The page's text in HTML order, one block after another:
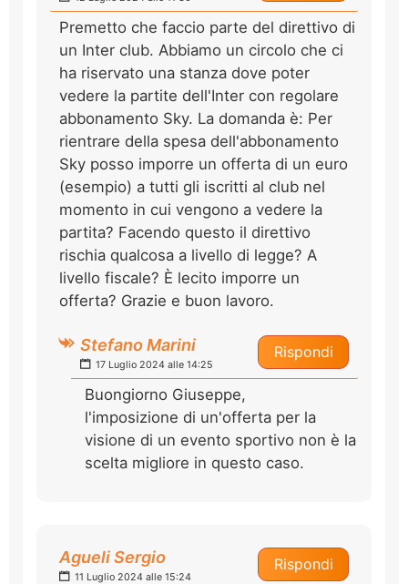
Premetto che faccio parte del direttivo di
un Inter club. Abbiamo un circolo che ci
ha riservato una stanza dove poter
vedere la partite dell'Inter con regolare
abbonamento Sky. La domanda è: Per
rientrare della spesa dell'abbonamento
Sky posso imporre un offerta di un euro
(esempio) a tutti gli iscritti al club nel
momento in cui vengono a vedere la
partita? Facendo questo il direttivo
rischia qualcosa a livello di legge? A
livello fiscale? È lecito imporre un
offerta? Grazie e buon lavoro.
Rispondi
Stefano Marini
17 Luglio 2024 alle 14:25
Buongiorno Giuseppe,
l'imposizione di un'offerta per la
visione di un evento sportivo non è la
scelta migliore in questo caso.
Rispondi
Agueli Sergio
11 Luglio 2024 alle 15:24